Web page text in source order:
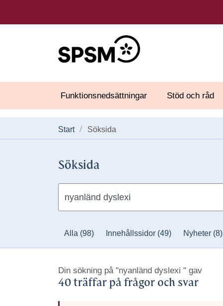
Funktionsnedsättningar Stöd och råd
Start Söksida
Söksida
Alla (98) Innehållssidor (49) Nyheter (8)
Din sökning på "nyanländ dyslexi " gav
40 träffar på frågor och svar